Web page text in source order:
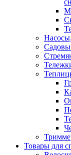
Товары для